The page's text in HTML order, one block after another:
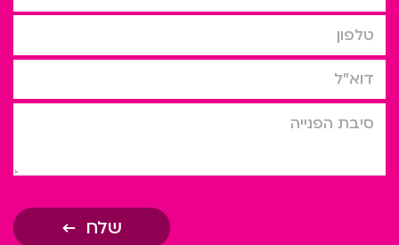
טלפון
דוא”ל
סיבת הפניה
שלח